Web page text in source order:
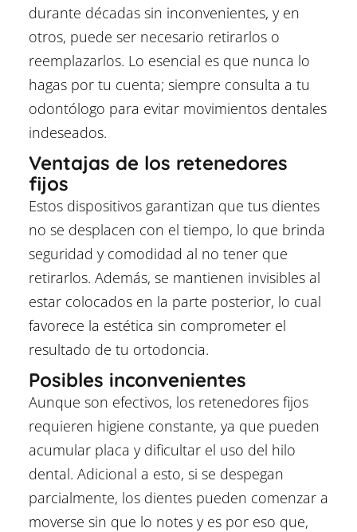
durante décadas sin inconvenientes, y en
otros, puede ser necesario retirarlos o
reemplazarlos. Lo esencial es que nunca lo
hagas por tu cuenta; siempre consulta a tu
odontólogo para evitar movimientos dentales
indeseados.
Ventajas de los retenedores
fijos
Estos dispositivos garantizan que tus dientes
no se desplacen con el tiempo, lo que brinda
seguridad y comodidad al no tener que
retirarlos. Además, se mantienen invisibles al
estar colocados en la parte posterior, lo cual
favorece la estética sin comprometer el
resultado de tu ortodoncia.
Posibles inconvenientes
Aunque son efectivos, los retenedores fijos
requieren higiene constante, ya que pueden
acumular placa y dificultar el uso del hilo
dental. Adicional a esto, si se despegan
parcialmente, los dientes pueden comenzar a
moverse sin que lo notes y es por eso que,